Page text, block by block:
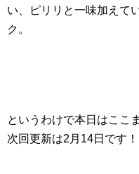
い、ピリリと一味加えて
ク。
というわけで本日はここ
次回更新は2月14日です！